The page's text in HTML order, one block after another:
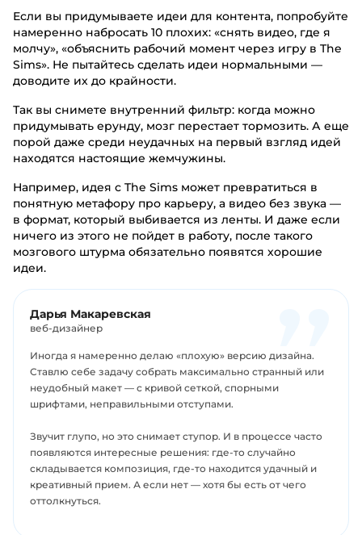
Если вы придумываете идеи для контента, попробуйте
намеренно набросать 10 плохих: «снять видео, где я
молчу», «объяснить рабочий момент через игру в The
Sims». Не пытайтесь сделать идеи нормальными —
доводите их до крайности.
Так вы снимете внутренний фильтр: когда можно
придумывать ерунду, мозг перестает тормозить. А еще
порой даже среди неудачных на первый взгляд идей
находятся настоящие жемчужины.
Например, идея с The Sims может превратиться в
понятную метафору про карьеру, а видео без звука —
в формат, который выбивается из ленты. И даже если
ничего из этого не пойдет в работу, после такого
мозгового штурма обязательно появятся хорошие
идеи.
Дарья Макаревская
веб-дизайнер
Иногда я намеренно делаю «плохую» версию дизайна.
Ставлю себе задачу собрать максимально странный или
неудобный макет — с кривой сеткой, спорными
шрифтами, неправильными отступами.
Звучит глупо, но это снимает ступор. И в процессе часто
появляются интересные решения: где-то случайно
складывается композиция, где-то находится удачный и
креативный прием. А если нет — хотя бы есть от чего
оттолкнуться.